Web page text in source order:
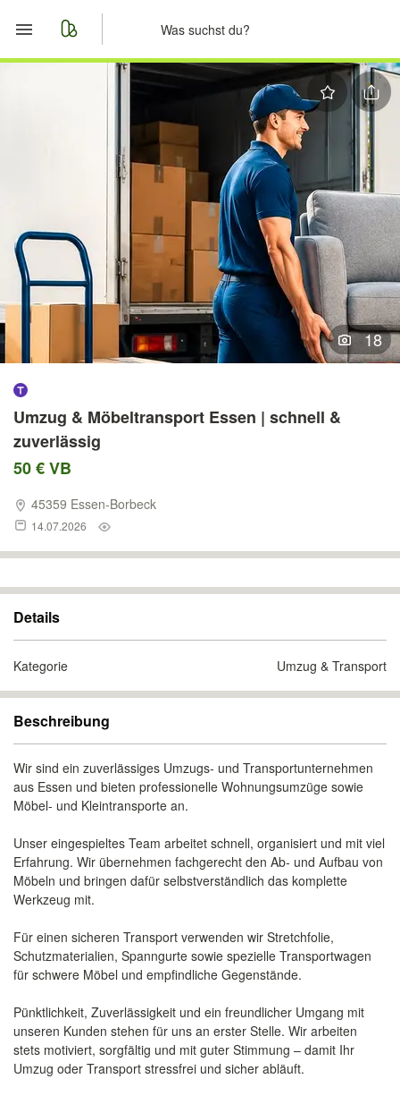
Nachrichten
Anzeige aufgeben
18
Umzug & Möbeltransport Essen | schnell &
zuverlässig
50 € VB
45359 Essen-Borbeck
14.07.2026
Details
Kategorie Umzug & Transport
Beschreibung
Wir sind ein zuverlässiges Umzugs- und Transportunternehmen
aus Essen und bieten professionelle Wohnungsumzüge sowie
Möbel- und Kleintransporte an.
Unser eingespieltes Team arbeitet schnell, organisiert und mit viel
Erfahrung. Wir übernehmen fachgerecht den Ab- und Aufbau von
Möbeln und bringen dafür selbstverständlich das komplette
Werkzeug mit.
Für einen sicheren Transport verwenden wir Stretchfolie,
Schutzmaterialien, Spanngurte sowie spezielle Transportwagen
für schwere Möbel und empfindliche Gegenstände.
Pünktlichkeit, Zuverlässigkeit und ein freundlicher Umgang mit
unseren Kunden stehen für uns an erster Stelle. Wir arbeiten
stets motiviert, sorgfältig und mit guter Stimmung – damit Ihr
Umzug oder Transport stressfrei und sicher abläuft.